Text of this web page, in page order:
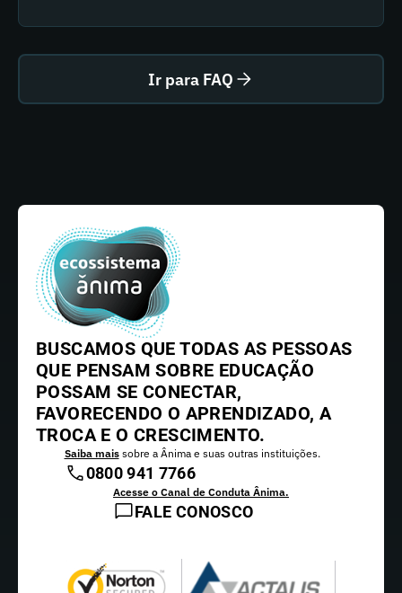
Ir para FAQ
BUSCAMOS QUE TODAS AS PESSOAS
QUE PENSAM SOBRE EDUCAÇÃO
POSSAM SE CONECTAR,
FAVORECENDO O APRENDIZADO, A
TROCA E O CRESCIMENTO.
Saiba maissobre a Ânima e suas outras instituições.
0800 941 7766
Acesse o Canal de Conduta Ânima.
FALE CONOSCO